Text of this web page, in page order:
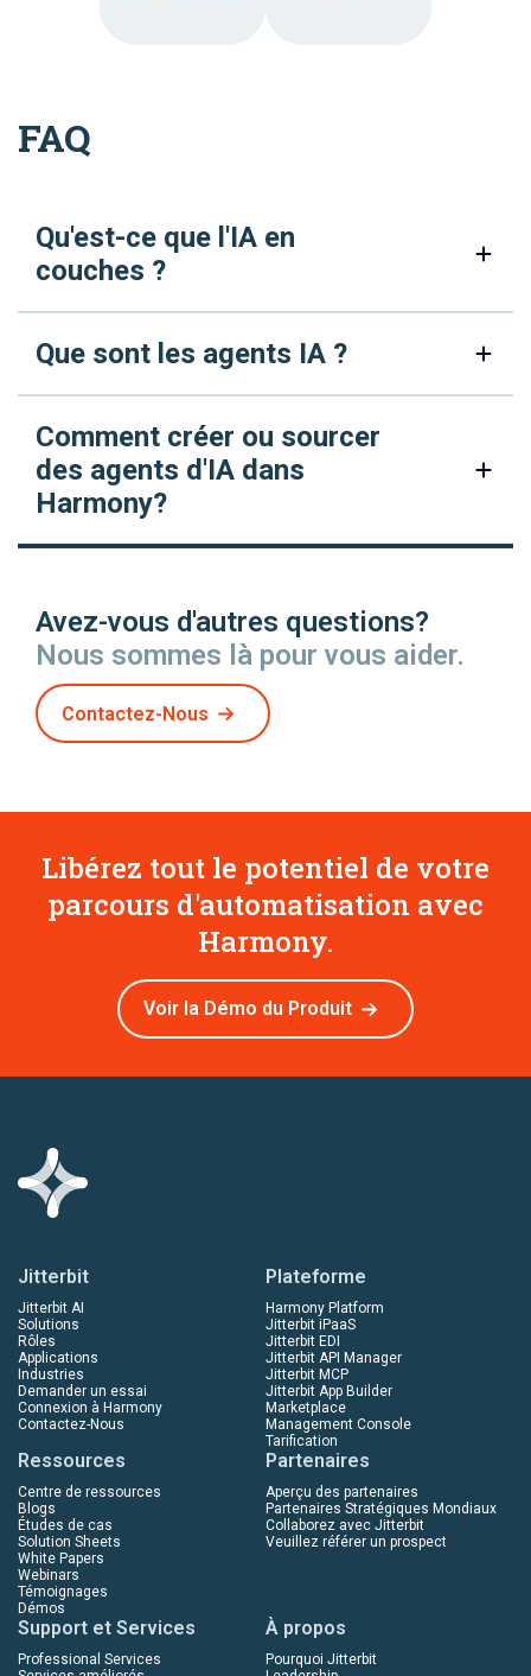
FAQ
Qu'est-ce que l'IA en
couches ?
Que sont les agents IA ?
Comment créer ou sourcer
des agents d'IA dans
Harmony?
Avez-vous d'autres questions?
Nous sommes là pour vous aider.
Contactez-Nous
Libérez tout le potentiel de votre
parcours d'automatisation avec
Harmony.
Voir la Démo du Produit
Jitterbit
Jitterbit AI
Solutions
Rôles
Applications
Industries
Demander un essai
Connexion à Harmony
Contactez-Nous
Plateforme
Harmony Platform
Jitterbit iPaaS
Jitterbit EDI
Jitterbit API Manager
Jitterbit MCP
Jitterbit App Builder
Marketplace
Management Console
Tarification
Ressources
Centre de ressources
Blogs
Études de cas
Solution Sheets
White Papers
Webinars
Témoignages
Démos
Partenaires
Aperçu des partenaires
Partenaires Stratégiques Mondiaux
Collaborez avec Jitterbit
Veuillez référer un prospect
Support et Services
Professional Services
À propos
Pourquoi Jitterbit